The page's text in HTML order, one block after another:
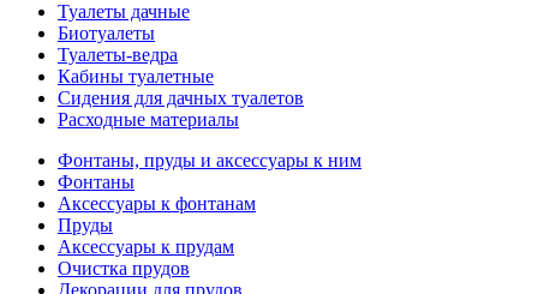
Туалеты дачные
Биотуалеты
Туалеты-ведра
Кабины туалетные
Сидения для дачных туалетов
Расходные материалы
Фонтаны, пруды и аксессуары к ним
Фонтаны
Аксессуары к фонтанам
Пруды
Аксессуары к прудам
Очистка прудов
Декорации для прудов